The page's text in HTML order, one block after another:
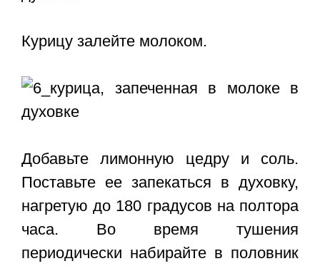
Курицу залейте молоком.
Добавьте лимонную цедру и соль.
Поставьте ее запекаться в духовку,
нагретую до 180 градусов на полтора
часа. Во время тушения
периодически набирайте в половник